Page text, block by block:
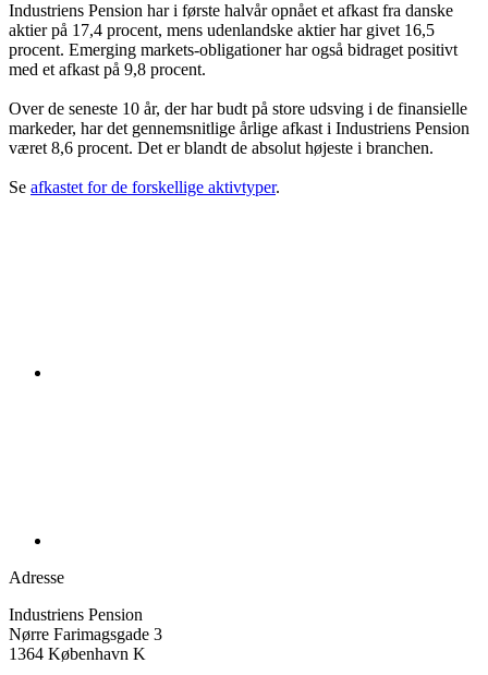
Industriens Pension har i første halvår opnået et afkast fra danske
aktier på 17,4 procent, mens udenlandske aktier har givet 16,5
procent. Emerging markets-obligationer har også bidraget positivt
med et afkast på 9,8 procent.
Over de seneste 10 år, der har budt på store udsving i de finansielle
markeder, har det gennemsnitlige årlige afkast i Industriens Pension
været 8,6 procent. Det er blandt de absolut højeste i branchen.
Se afkastet for de forskellige aktivtyper.
Adresse
Industriens Pension
Nørre Farimagsgade 3
1364 København K